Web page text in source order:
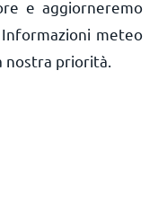
e aggiorneremo
meteo
nostra priorità.